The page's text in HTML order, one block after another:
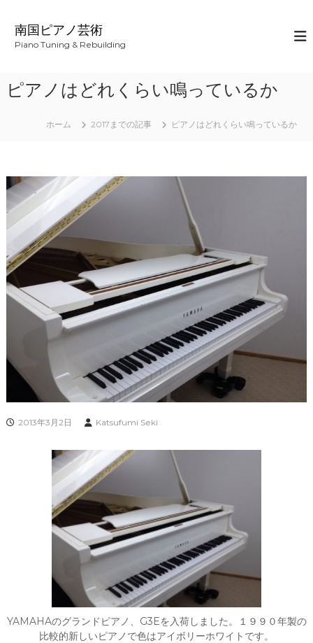
南国ピアノ芸術
Piano Tuning & Rebuilding
ピアノはどれくらい鳴っているか
ホーム 2017までの記事 ピアノはどれくらい鳴っているか
2013年3月2日 Katsufumi Seki
YAMAHAのグランドピアノ、G3Eを入荷しました。１９９０年製の
比較的新しいピアノで色はアイボリーホワイトです。